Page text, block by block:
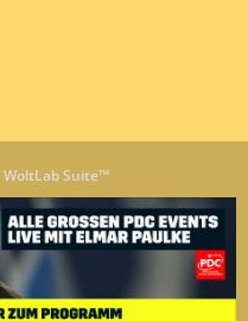
WoltLab Suite™